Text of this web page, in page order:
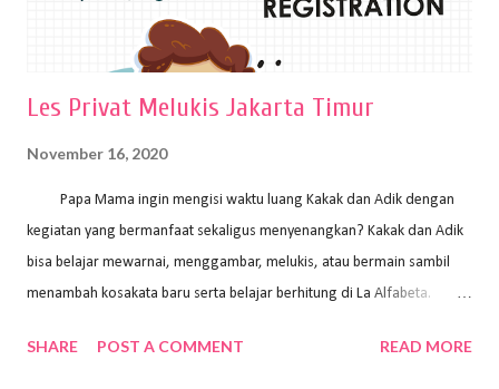
Les Privat Melukis Jakarta Timur
November 16, 2020
Papa Mama ingin mengisi waktu luang Kakak dan Adik dengan
kegiatan yang bermanfaat sekaligus menyenangkan? Kakak dan Adik
bisa belajar mewarnai, menggambar, melukis, atau bermain sambil
menambah kosakata baru serta belajar berhitung di La Alfabeta.
kok untuk mengajar dengan metode yang fun, La Alfabeta
SHARE POST A COMMENT READ MORE